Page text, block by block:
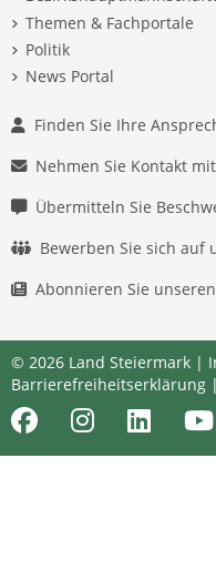
Themen & Fachportale
Politik
News Portal
Finden Sie Ihre
Nehmen Sie Kontakt
Übermitteln Sie
Bewerben Sie sich auf
Abonnieren Sie
© 2026 Land Steiermark |
Barrierefreiheitserklärung |
FacebookInstagramLinkedIn